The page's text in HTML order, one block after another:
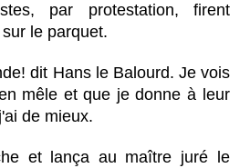
par protestation, firent
le parquet.
dit Hans le Balourd. Je vois
mêle et que je donne à leur
de mieux.
et lança au maître juré le